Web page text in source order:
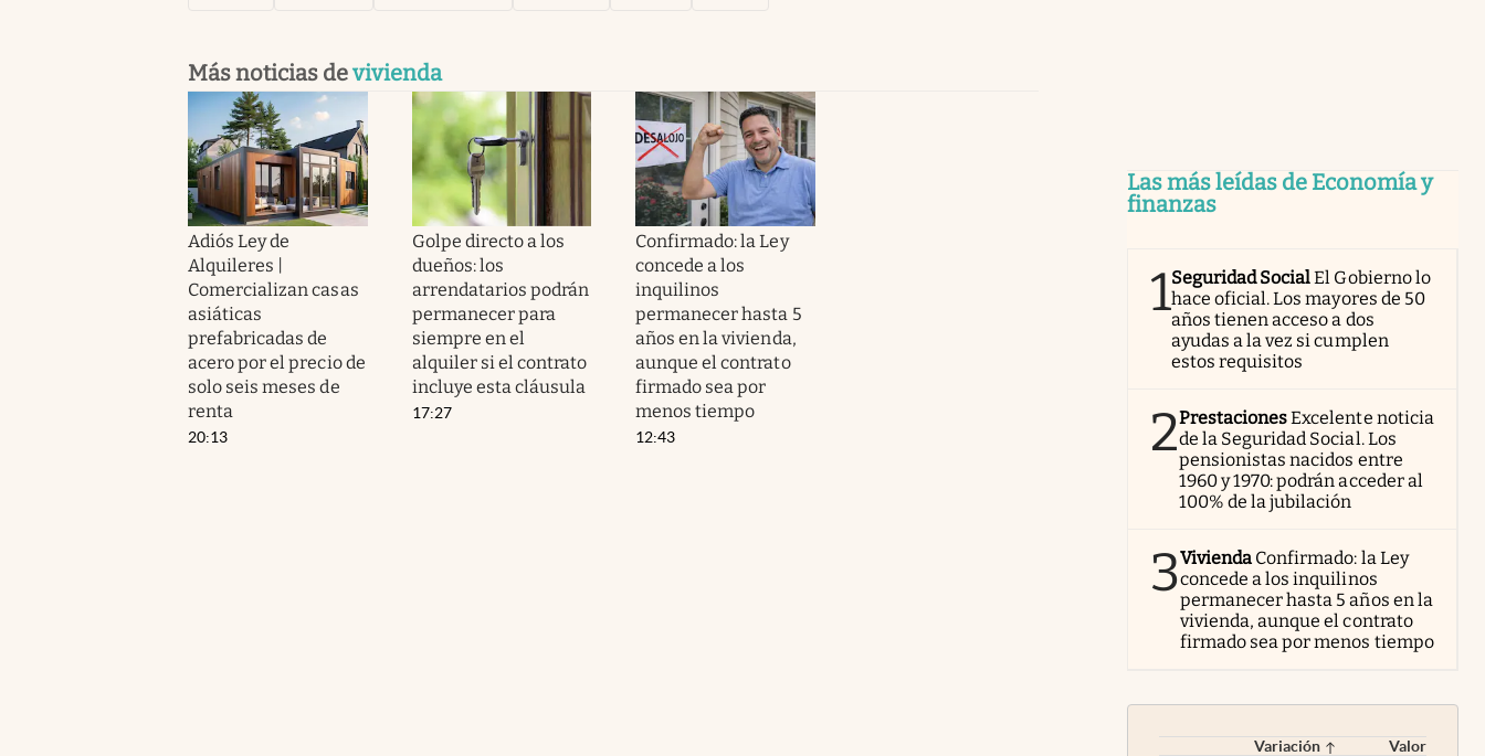
Más noticias devivienda
Adiós Ley de
Alquileres |
Comercializan casas
asiáticas
prefabricadas de
acero por el precio de
solo seis meses de
renta
20:13
Golpe directo a los
dueños: los
arrendatarios podrán
permanecer para
siempre en el
alquiler si el contrato
incluye esta cláusula
17:27
Confirmado: la Ley
concede a los
inquilinos
permanecer hasta 5
años en la vivienda,
aunque el contrato
firmado sea por
menos tiempo
12:43
Las más leídas de Economía y
finanzas
1Seguridad SocialEl Gobierno lo
hace oficial. Los mayores de 50
años tienen acceso a dos
ayudas a la vez si cumplen
estos requisitos
2PrestacionesExcelente noticia
de la Seguridad Social. Los
pensionistas nacidos entre
1960 y 1970: podrán acceder al
100% de la jubilación
3Vivienda Confirmado: la Ley
concede a los inquilinos
permanecer hasta 5 años en la
vivienda, aunque el contrato
firmado sea por menos tiempo
Variación
Valor